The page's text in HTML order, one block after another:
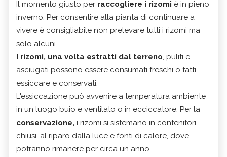
Il momento giusto per raccogliere i rizomi è in pieno
inverno. Per consentire alla pianta di continuare a
vivere è consigliabile non prelevare tutti i rizomi ma
solo alcuni.
I rizomi, una volta estratti dal terreno, puliti e
asciugati possono essere consumati freschi o fatti
essiccare e conservati.
L'essiccazione può avvenire a temperatura ambiente
in un luogo buio e ventilato o in ecciccatore. Per la
conservazione, i rizomi si sistemano in contenitori
chiusi, al riparo dalla luce e fonti di calore, dove
potranno rimanere per circa un anno.